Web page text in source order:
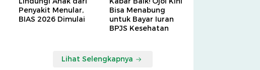
Penyakit Menular,
BIAS 2026 Dimulai
Bisa Menabung
untuk Bayar Iuran
BPJS Kesehatan
Lihat Selengkapnya